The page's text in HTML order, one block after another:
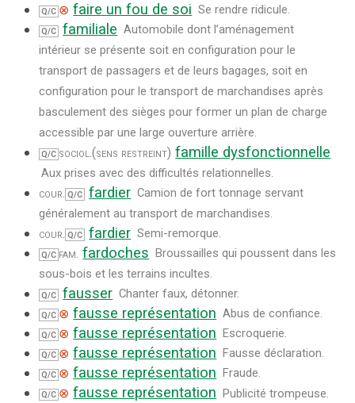
Q/C ⊗ faire un fou de soi Se rendre ridicule.
Q/C familiale Automobile dont l’aménagement
intérieur se présente soit en configuration pour le
transport de passagers et de leurs bagages, soit en
configuration pour le transport de marchandises après
basculement des sièges pour former un plan de charge
accessible par une large ouverture arrière.
Q/C sociol.(sens restreint) famille dysfonctionnelle
Aux prises avec des difficultés relationnelles.
cour. Q/C fardier Camion de fort tonnage servant
généralement au transport de marchandises.
cour. Q/C fardier Semi-remorque.
Q/C fam. fardoches Broussailles qui poussent dans les
sous-bois et les terrains incultes.
Q/C fausser Chanter faux, détonner.
Q/C ⊗ fausse représentation Abus de confiance.
Q/C ⊗ fausse représentation Escroquerie.
Q/C ⊗ fausse représentation Fausse déclaration.
Q/C ⊗ fausse représentation Fraude.
Q/C ⊗ fausse représentation Publicité trompeuse.